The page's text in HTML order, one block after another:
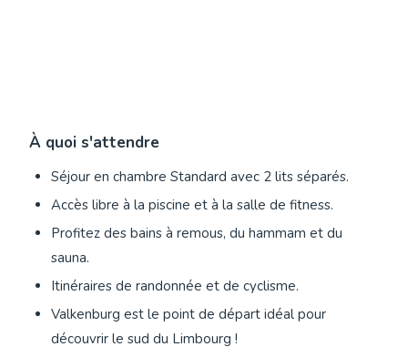
À quoi s'attendre
Séjour en chambre Standard avec 2 lits séparés.
Accès libre à la piscine et à la salle de fitness.
Profitez des bains à remous, du hammam et du
sauna.
Itinéraires de randonnée et de cyclisme.
Valkenburg est le point de départ idéal pour
découvrir le sud du Limbourg !